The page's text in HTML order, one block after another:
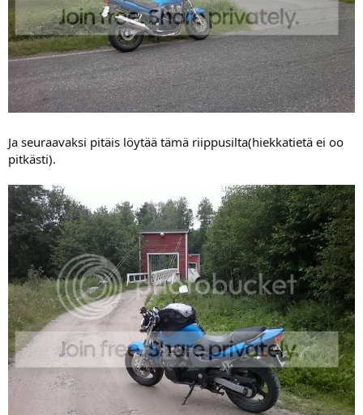
Ja seuraavaksi pitäis löytää tämä riippusilta(hiekkatietä ei oo
pitkästi).